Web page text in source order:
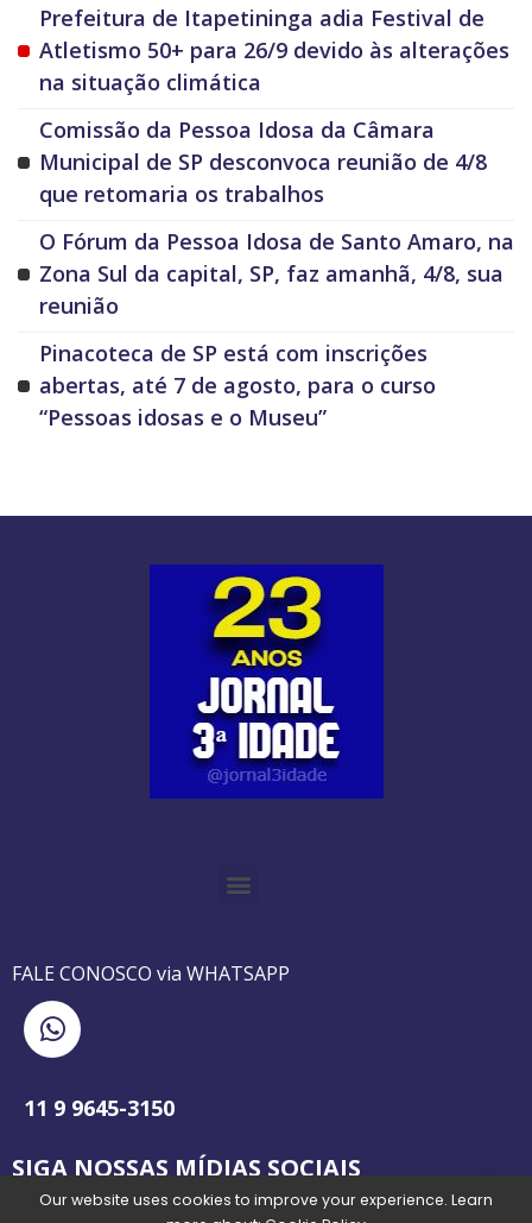
Prefeitura de Itapetininga adia Festival de
Atletismo 50+ para 26/9 devido às alterações
na situação climática
Comissão da Pessoa Idosa da Câmara
Municipal de SP desconvoca reunião de 4/8
que retomaria os trabalhos
O Fórum da Pessoa Idosa de Santo Amaro, na
Zona Sul da capital, SP, faz amanhã, 4/8, sua
reunião
Pinacoteca de SP está com inscrições
abertas, até 7 de agosto, para o curso
“Pessoas idosas e o Museu”
FALE CONOSCO via WHATSAPP
11 9 9645-3150
SIGA NOSSAS MÍDIAS SOCIAIS
Our website uses cookies to improve your experience. Learn